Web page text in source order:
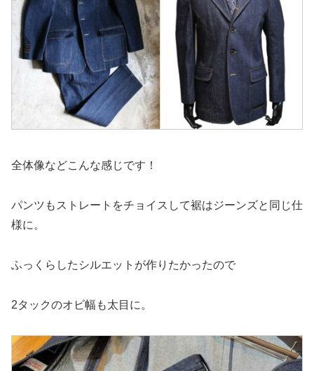
全体像などこんな感じです！
パンツもストレートをチョイスして裾はジーンズと同じ仕
様に。
ふっくらしたシルエットが作りたかったので
2タックのオビ幅も太目に。